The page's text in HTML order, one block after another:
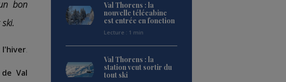
bon
l'hiver.
Val
Val Thorens : la
nouvelle télécabine
est entrée en fonction
Lecture : 1 min
Val Thorens : la
station veut sortir du
tout ski